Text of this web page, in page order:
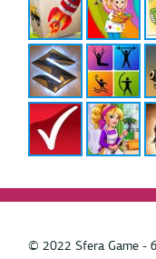
© 2022 Sfera Game -